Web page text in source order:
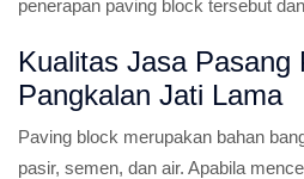
penerapan paving block tersebut
Kualitas Jasa Pasang
Pangkalan Jati Lama
Paving block merupakan bahan
pasir, semen, dan air. Apabila